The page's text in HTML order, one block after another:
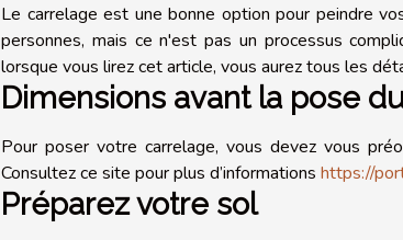
Le carrelage est une bonne option pour peindre
personnes, mais ce n'est pas un processus
lorsque vous lirez cet article, vous aurez tous les
Dimensions avant la pose
Pour poser votre carrelage, vous devez vous
Consultez ce site pour plus d’informations https://
Préparez votre sol